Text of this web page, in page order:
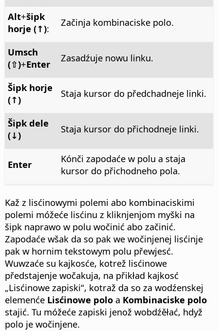
Alt+šipk
horje (↑):
Začinja kombinaciske polo.
Umsch
(⇧)+Enter
Zasadźuje nowu linku.
Šipk horje
(↑)
Staja kursor do předchadneje linki.
Šipk dele
(↓)
Staja kursor do přichodneje linki.
Enter
Kónči zapodaće w polu a staja
kursor do přichodneho pola.
Kaž z lisćinowymi polemi abo kombinaciskimi
polemi móžeće lisćinu z kliknjenjom myški na
šipk naprawo w polu wočinić abo začinić.
Zapodaće wšak da so pak we wočinjenej lisćinje
pak w hornim tekstowym polu přewjesć.
Wuwzaće su kajkosće, kotrež lisćinowe
předstajenje wočakuja, na přikład kajkosć
„Lisćinowe zapiski“, kotraž da so za wodźenskej
elemenće Lisćinowe polo a Kombinaciske polo
stajić. Tu móžeće zapiski jenož wobdźěłać, hdyž
polo je wočinjene.